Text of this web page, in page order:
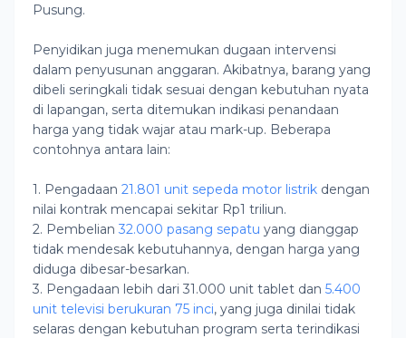
Pusung.
Penyidikan juga menemukan dugaan intervensi
dalam penyusunan anggaran. Akibatnya, barang yang
dibeli seringkali tidak sesuai dengan kebutuhan nyata
di lapangan, serta ditemukan indikasi penandaan
harga yang tidak wajar atau mark-up. Beberapa
contohnya antara lain:
1. Pengadaan 21.801 unit sepeda motor listrik dengan
nilai kontrak mencapai sekitar Rp1 triliun.
2. Pembelian 32.000 pasang sepatu yang dianggap
tidak mendesak kebutuhannya, dengan harga yang
diduga dibesar-besarkan.
3. Pengadaan lebih dari 31.000 unit tablet dan 5.400
unit televisi berukuran 75 inci, yang juga dinilai tidak
selaras dengan kebutuhan program serta terindikasi